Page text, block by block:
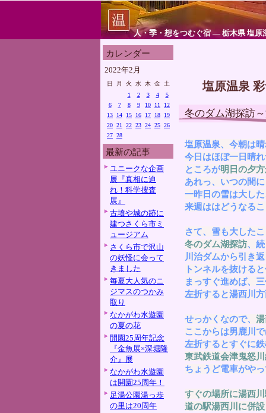
人・季・想をつむぐ宿 ― 栃木県 塩原
カレンダー
2022年2月
日 月 火 水 木 金
土
1
2 3 4
5
6
7 8 9 10 11
12
13
14 15 16 17 18
19
20 21 22 23 24 25 26
27 28
最新の記事
ユニークな企画
展『真相に迫
れ！科学捜査
展』
古墳や城の跡に
建つさくら市ミ
ュージアム
さくら市で沢山
の妖怪に会って
きました
毎夏大人気のニ
ジマスのつかみ
取り
なかがわ水遊園
の夏の花
開園25周年記念
『金魚展×深堀隆
介』展
なかがわ水遊園
は開園25周年！
足湯公園湯っ歩
の里は20周年
塩原温泉
冬のダム湖探訪
塩原温泉、今朝は
今日はほぼ一日晴
ところが明日の夕
あれっ、いつの間
一昨日の雪は大し
来週ははどうなる
さて、雪も大した
冬のダム湖探訪、
川治ダムから引き
トンネルを抜ける
まっすぐ進めば、
左折すると湯西川
せっかくなので、
ここからは男鹿川
左折するとすぐに
東武鉄道会津鬼怒
ちょうど電車がや
すぐの場所に湯西
道の駅湯西川に併設